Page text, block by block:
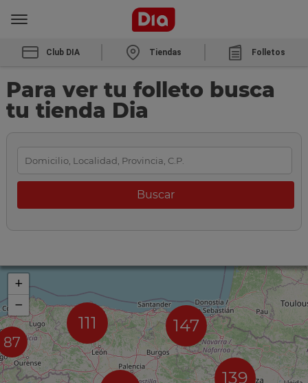
Club DIA Tiendas Folletos
Para ver tu folleto busca
tu tienda Dia
87
111 147
139
+
−